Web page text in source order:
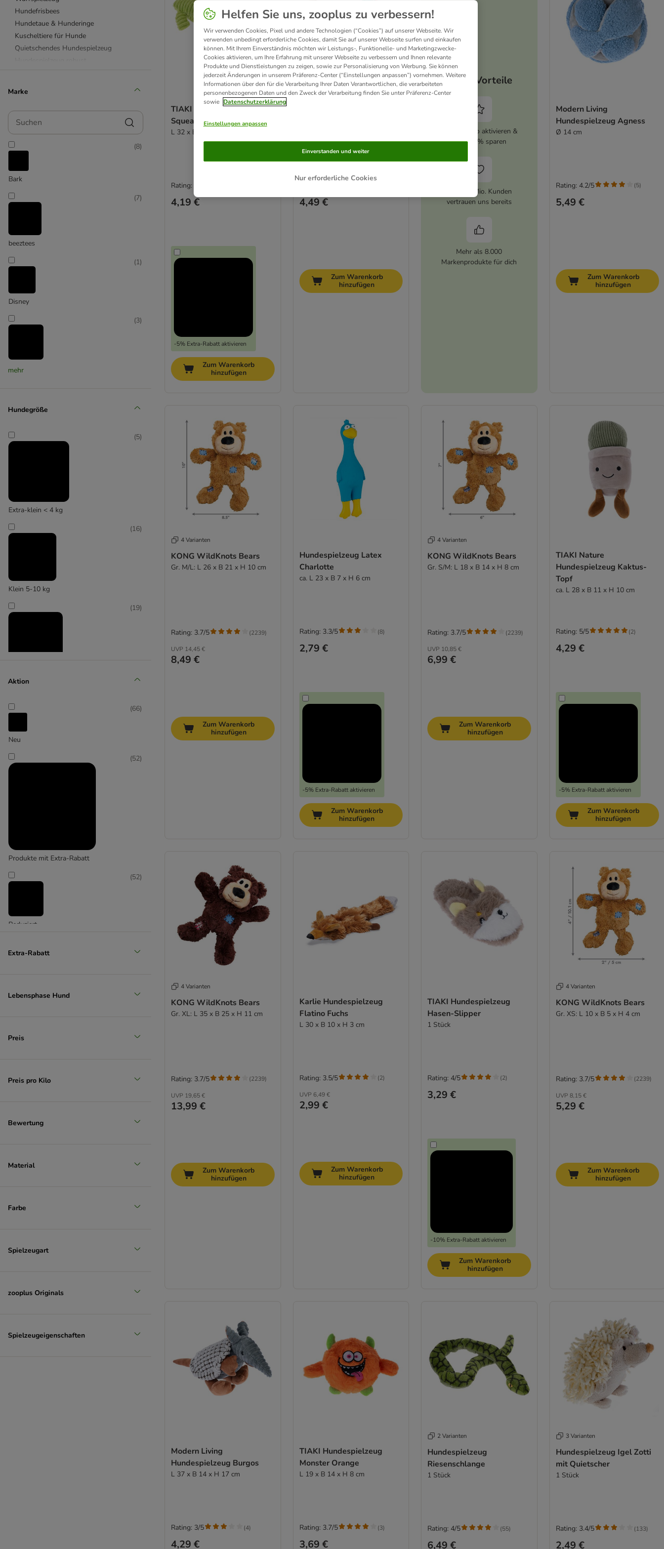
Hundefrisbees
Hundetaue & Hunderinge
Kuscheltiere für Hunde
Quietschendes Hundespielzeug
Bobby
Chuckit!
Designed by Lotte
KONG
Modern Living
Trixie
Marke
Suchen
Bark
(8)
beeztees
(7)
Disney
(1)
Flamingo
(3)
Hyper Pet
mehr
Hundegröße
Extra-klein < 4 kg
(5)
Klein 5-10 kg
(16)
(19)
Groß 26-45 kg
Extra-groß > 45 kg
Aktion
Neu
(66)
Produkte mit Extra-Rabatt
(52)
Reduziert
(52)
Extra-Rabatt
Lebensphase Hund
Preis
Preis pro Kilo
Bewertung
Material
Farbe
Spielzeugart
zooplus Originals
Spielzeugeigenschaften
TIAKI Hundespielzeug Jack
Squeaker
L 32 x B 17 x H 9 cm
4,19 €
-5% Extra-Rabatt aktivieren
Rating: 3.8/5
Zum Warenkorb
hinzufügen
4,49 €
Zum Warenkorb
hinzufügen
Deine Vorteile
zooplus Abo aktivieren &
immer 5% sparen
Über 10 Mio. Kunden
vertrauen uns bereits
Mehr als 8.000
Markenprodukte für dich
Modern Living
Hundespielzeug Agness
Ø 14 cm
5,49 €
Rating: 4.2/5 (5)
Zum Warenkorb
hinzufügen
4 Varianten
KONG WildKnots Bears
Gr. M/L: L 26 x B 21 x H 10 cm
UVP 14,45 €
8,49 €
Rating: 3.7/5 (2239)
Zum Warenkorb
hinzufügen
Hundespielzeug Latex
Charlotte
ca. L 23 x B 7 x H 6 cm
2,79 €
-5% Extra-Rabatt aktivieren
Rating: 3.3/5 (8)
Zum Warenkorb
hinzufügen
4 Varianten
KONG WildKnots Bears
Gr. S/M: L 18 x B 14 x H 8 cm
UVP 10,85 €
6,99 €
Rating: 3.7/5 (2239)
Zum Warenkorb
hinzufügen
TIAKI Nature
Hundespielzeug Kaktus-
Topf
ca. L 28 x B 11 x H 10 cm
4,29 €
-5% Extra-Rabatt aktivieren
Rating: 5/5 (2)
Zum Warenkorb
hinzufügen
4 Varianten
KONG WildKnots Bears
Gr. XL: L 35 x B 25 x H 11 cm
UVP 19,65 €
13,99 €
Rating: 3.7/5 (2239)
Zum Warenkorb
hinzufügen
Karlie Hundespielzeug
Flatino Fuchs
L 30 x B 10 x H 3 cm
UVP 6,49 €
2,99 €
Rating: 3.5/5 (2)
Zum Warenkorb
hinzufügen
TIAKI Hundespielzeug
Hasen-Slipper
1 Stück
3,29 €
-10% Extra-Rabatt aktivieren
Rating: 4/5 (2)
Zum Warenkorb
hinzufügen
4 Varianten
KONG WildKnots Bears
Gr. XS: L 10 x B 5 x H 4 cm
UVP 8,15 €
5,29 €
Rating: 3.7/5 (2239)
Zum Warenkorb
hinzufügen
Modern Living
Hundespielzeug Burgos
L 37 x B 14 x H 17 cm
4,29 €
Rating: 3/5 (4)
TIAKI Hundespielzeug
Monster Orange
L 19 x B 14 x H 8 cm
3,69 €
Rating: 3.7/5 (3)
2 Varianten
Hundespielzeug
Riesenschlange
1 Stück
6,49 €
Rating: 4/5 (55)
3 Varianten
Hundespielzeug Igel Zotti
mit Quietscher
1 Stück
2,49 €
Rating: 3.4/5 (133)
Helfen Sie uns, zooplus zu verbessern!
Wir verwenden Cookies, Pixel und andere Technologien (“Cookies”) auf unserer Webseite. Wir
verwenden unbedingt erforderliche Cookies, damit Sie auf unserer Webseite surfen und einkaufen
können. Mit Ihrem Einverständnis möchten wir Leistungs-, Funktionelle- und Marketingzwecke-
Cookies aktivieren, um Ihre Erfahrung mit unserer Webseite zu verbessern und Ihnen relevante
Produkte und Dienstleistungen zu zeigen, sowie zur Personalisierung von Werbung. Sie können
jederzeit Änderungen in unserem Präferenz-Center (“Einstellungen anpassen”) vornehmen. Weitere
Informationen über den für die Verarbeitung Ihrer Daten Verantwortlichen, die verarbeiteten
personenbezogenen Daten und den Zweck der Verarbeitung finden Sie unter Präferenz-Center
sowie Datenschutzerklärung
Einstellungen anpassen
Nur erforderliche Cookies
Einverstanden und weiter